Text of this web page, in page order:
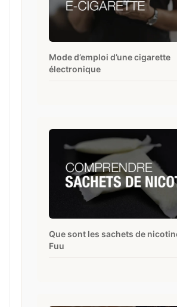
Mode d’emploi d’une cigarette
électronique
Que sont les sachets de
Fuu